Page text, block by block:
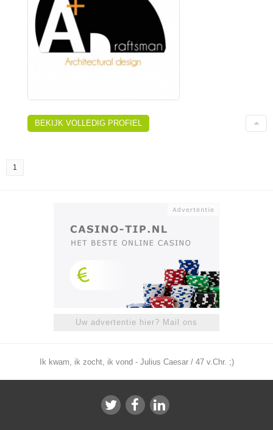
BEKIJK VOLLEDIG PROFIEL
1
Uw advertentie hier? Mail ons
Ik kwam, ik zocht, ik vond - Julius Caesar / 47 v.Chr. ;)